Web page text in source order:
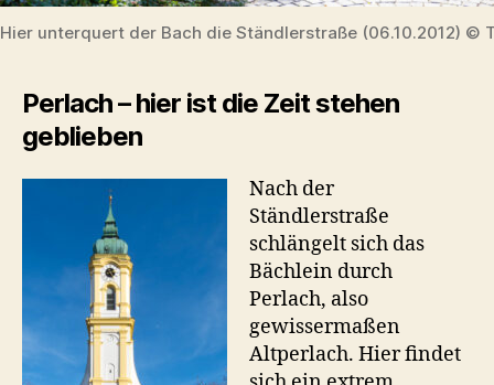
Hier unterquert der Bach die Ständlerstraße (06.10.2012) ©
Perlach – hier ist die Zeit stehen
geblieben
Nach der
Ständlerstraße
schlängelt sich das
Bächlein durch
Perlach, also
gewissermaßen
Altperlach. Hier findet